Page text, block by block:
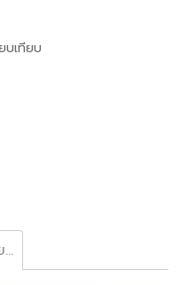
บเทียบ
รายละเเสื้อโปโลผ้าทีเคพรีเมี่ยม เส้นใยทอละเอียดพิเศษ ระบายอากาศดีเยี่ยม ไม่ยืดย้วย สีไม่ตก ใส่สบาย พร้อมบริการปักและออกแบบโลโก้ #เสื้อโปโลราคาส่ง #รับปักโลโก้ #ซุ้มไก่ชน #ฟาร์มไก่ชน #รับออกแบบ #เสื้อยูนิฟอร์ม